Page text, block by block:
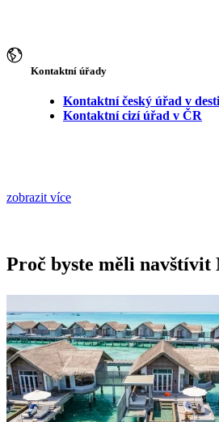
Kontaktní úřady
Kontaktní český úřad v
Kontaktní cizí úřad v ČR
zobrazit více
Proč byste měli navštívit